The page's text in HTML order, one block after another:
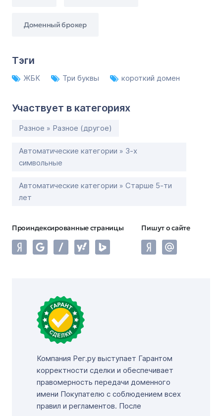
Доменный брокер
Тэги
ЖБК Три буквы короткий домен
Участвует в категориях
Разное » Разное (другое)
Автоматические категории » 3-х
символьные
Автоматические категории » Старше 5-ти
лет
Проиндексированные страницы Пишут о сайте
Компания Рег.ру выступает Гарантом
корректности сделки и обеспечивает
правомерность передачи доменного
имени Покупателю с соблюдением всех
правил и регламентов. После